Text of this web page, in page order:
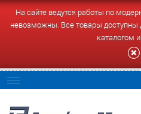
На сайте ведутся работы по
невозможны. Все товары доступны
каталогом